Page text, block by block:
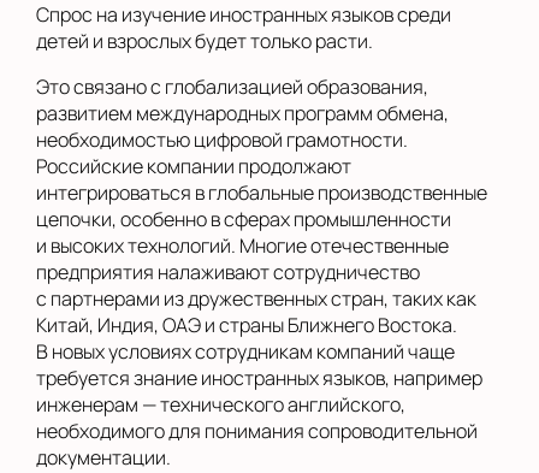
Спрос на изучение иностранных языков среди
детей и взрослых будет только расти.
Это связано с глобализацией образования,
развитием международных программ обмена,
необходимостью цифровой грамотности.
Российские компании продолжают
интегрироваться в глобальные производственные
цепочки, особенно в сферах промышленности
и высоких технологий. Многие отечественные
предприятия налаживают сотрудничество
с партнерами из дружественных стран, таких как
Китай, Индия, ОАЭ и страны Ближнего Востока.
В новых условиях сотрудникам компаний чаще
требуется знание иностранных языков, например
инженерам — технического английского,
необходимого для понимания сопроводительной
документации.